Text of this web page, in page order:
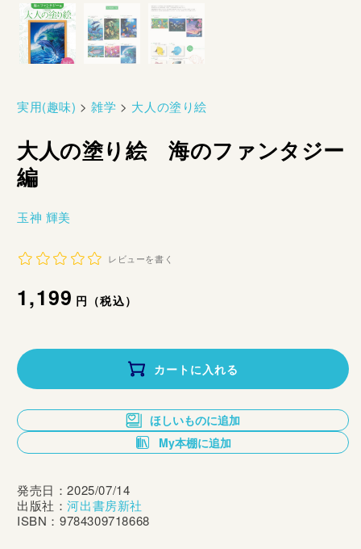
実用(趣味) >雑学 > 大人の塗り絵
大人の塗り絵 海のファンタジー
編
玉神 輝美
レビューを書く
通
価
格
1,199円（税込）
カートに入れる
ほしいものに追加
My本棚に追加
発売日：2025/07/14
出版社：河出書房新社
ISBN：9784309718668